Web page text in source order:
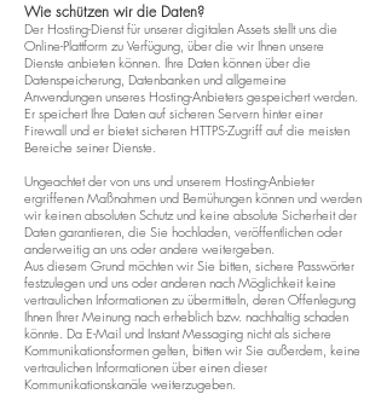
Wie schützen wir die Daten?
Der Hosting-Dienst für unserer digitalen Assets stellt uns die
Online-Plattform zu Verfügung, über die wir Ihnen unsere
Dienste anbieten können. Ihre Daten können über die
Datenspeicherung, Datenbanken und allgemeine
Anwendungen unseres Hosting-Anbieters gespeichert werden.
Er speichert Ihre Daten auf sicheren Servern hinter einer
Firewall und er bietet sicheren HTTPS-Zugriff auf die meisten
Bereiche seiner Dienste.
Ungeachtet der von uns und unserem Hosting-Anbieter
ergriffenen Maßnahmen und Bemühungen können und werden
wir keinen absoluten Schutz und keine absolute Sicherheit der
Daten garantieren, die Sie hochladen, veröffentlichen oder
anderweitig an uns oder andere weitergeben.
Aus diesem Grund möchten wir Sie bitten, sichere Passwörter
festzulegen und uns oder anderen nach Möglichkeit keine
vertraulichen Informationen zu übermitteln, deren Offenlegung
Ihnen Ihrer Meinung nach erheblich bzw. nachhaltig schaden
könnte. Da E-Mail und Instant Messaging nicht als sichere
Kommunikationsformen gelten, bitten wir Sie außerdem, keine
vertraulichen Informationen über einen dieser
Kommunikationskanäle weiterzugeben.